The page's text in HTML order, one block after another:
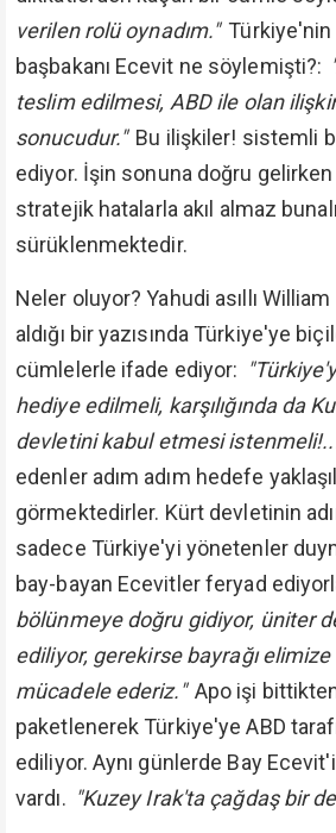
verilen rolü oynadım." Türkiye'nin
başbakanı Ecevit ne söylemişti?:
teslim edilmesi, ABD ile olan
sonucudur." Bu ilişkiler! sistemli
ediyor. İşin sonuna doğru gelirken
stratejik hatalarla akıl almaz
sürüklenmektedir.
Neler oluyor? Yahudi asıllı
aldığı bir yazısında Türkiye'ye
cümlelerle ifade ediyor:
hediye edilmeli, karşılığında da
devletini kabul etmesi
edenler adım adım hedefe
görmektedirler. Kürt devletinin
sadece Türkiye'yi yönetenler
bay-bayan Ecevitler feryad
bölünmeye doğru gidiyor, üniter
ediliyor, gerekirse bayrağı elimize
mücadele ederiz." Apo işi
paketlenerek Türkiye'ye ABD
ediliyor. Aynı günlerde Bay
vardı. "Kuzey Irak'ta çağdaş bir